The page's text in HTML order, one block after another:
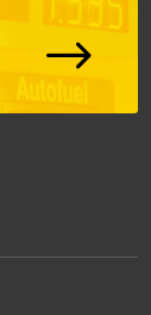
$